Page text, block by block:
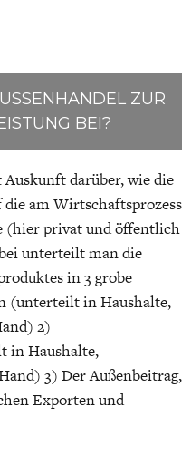
ZUR W
BEI?
darüber, wie die
am Wirtschaftsprozess
(hier privat und öffentlich
unterteilt man die
in 3 grobe
(unterteilt in Haushalte,
2)
in Haushalte,
3) Der Außenbeitrag,
Exporten und